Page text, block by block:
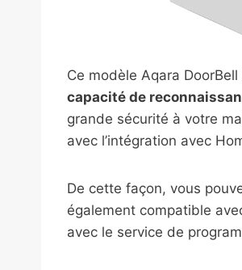
Ce modèle Aqara
capacité de
grande sécurité à votre
avec l’intégration avec
De cette façon, vous
également compatible
avec le service de